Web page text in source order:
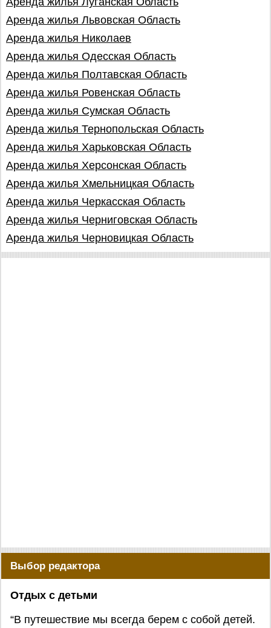
Аренда жилья Львовская Область
Аренда жилья Николаев
Аренда жилья Одесская Область
Аренда жилья Полтавская Область
Аренда жилья Ровенская Область
Аренда жилья Сумская Область
Аренда жилья Тернопольская Область
Аренда жилья Харьковская Область
Аренда жилья Херсонская Область
Аренда жилья Хмельницкая Область
Аренда жилья Черкасская Область
Аренда жилья Черниговская Область
Аренда жилья Черновицкая Область
Выбор редактора
Отдых с детьми
“В путешествие мы всегда берем с собой детей.